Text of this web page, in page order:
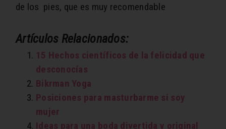
de los pies, que es muy recomendable
Artículos Relacionados:
15 Hechos científicos de la felicidad que
desconocías
Bikrman Yoga
Posiciones para masturbarme si soy
mujer
Ideas para una boda divertida y original